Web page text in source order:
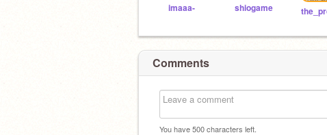
imaaa- shiogame
Comments
You have500characters left.